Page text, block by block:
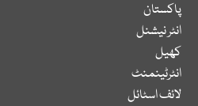
پاکستان
انٹر نیشنل
کھیل
انٹرٹینمنٹ
لائف اسٹائل